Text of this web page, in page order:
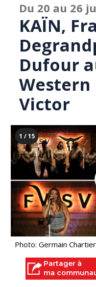
Du 20 au 26
KAÏN,
Dufour
Western
Victor
1 / 15
Photo: Germain
Partager à
ma